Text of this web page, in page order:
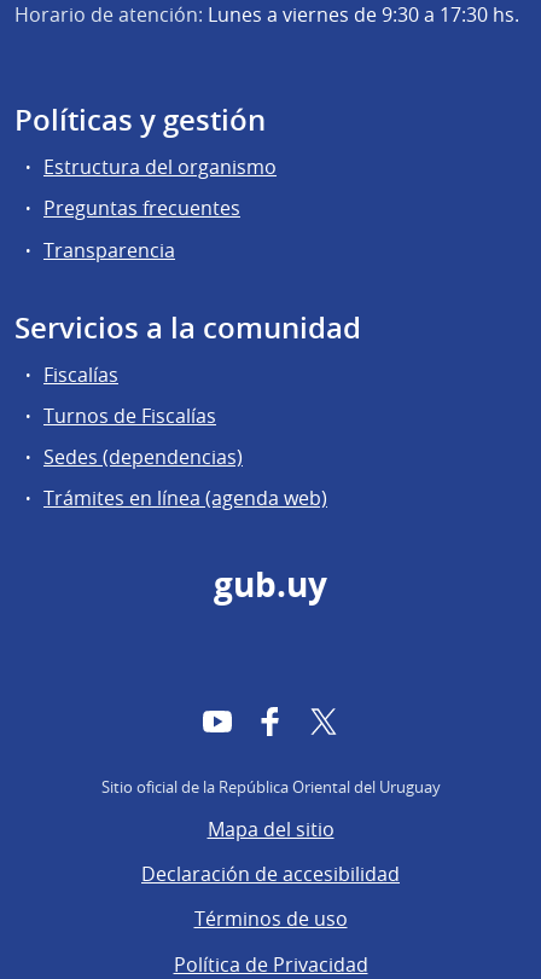
Horario de atención: Lunes a viernes de 9:30 a 17:30 hs.
Políticas y gestión
Estructura del organismo
Preguntas frecuentes
Transparencia
Servicios a la comunidad
Fiscalías
Turnos de Fiscalías
Sedes (dependencias)
Trámites en línea (agenda web)
gub.uy
YouTubeFacebook
Sitio oficial de la República Oriental del Uruguay
Mapa del sitio
Declaración de accesibilidad
Términos de uso
Política de Privacidad